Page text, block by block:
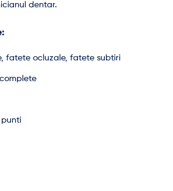
dentar.
fatete ocluzale, fatete subtiri
punti